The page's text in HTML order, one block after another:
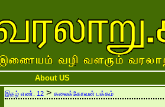
About US
இதழ் எண். 12 > கலைக்கோவன் பக்கம்